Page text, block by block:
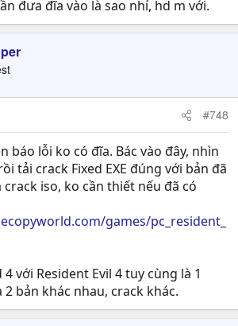
đưa đĩa vào là sao nhỉ, hd m với.
#748
báo lỗi ko có đĩa. Bác vào đây, nhìn
tải crack Fixed EXE đúng với bản đã
crack iso, ko cần thiết nếu đã có
games/pc_resident_
với Resident Evil 4 tuy cùng là 1
bản khác nhau, crack khác.